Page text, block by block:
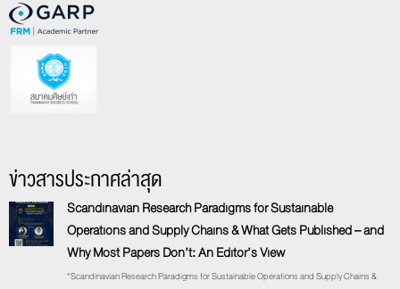
ข่าวสารประกาศล่าสุด
Scandinavian Research Paradigms for Sustainable
Operations and Supply Chains & What Gets Published – and
Why Most Papers Don’t: An Editor’s View
“Scandinavian Research Paradigms for Sustainable Operations and Supply Chains &